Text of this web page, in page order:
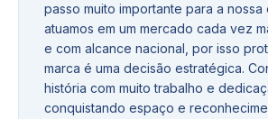
passo muito importante para a nossa
atuamos em um mercado cada vez
e com alcance nacional, por isso
marca é uma decisão estratégica.
história com muito trabalho e
conquistando espaço e